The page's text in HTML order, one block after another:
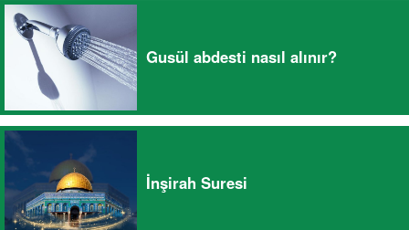
Gusül abdesti nasıl alınır?
İnşirah Suresi